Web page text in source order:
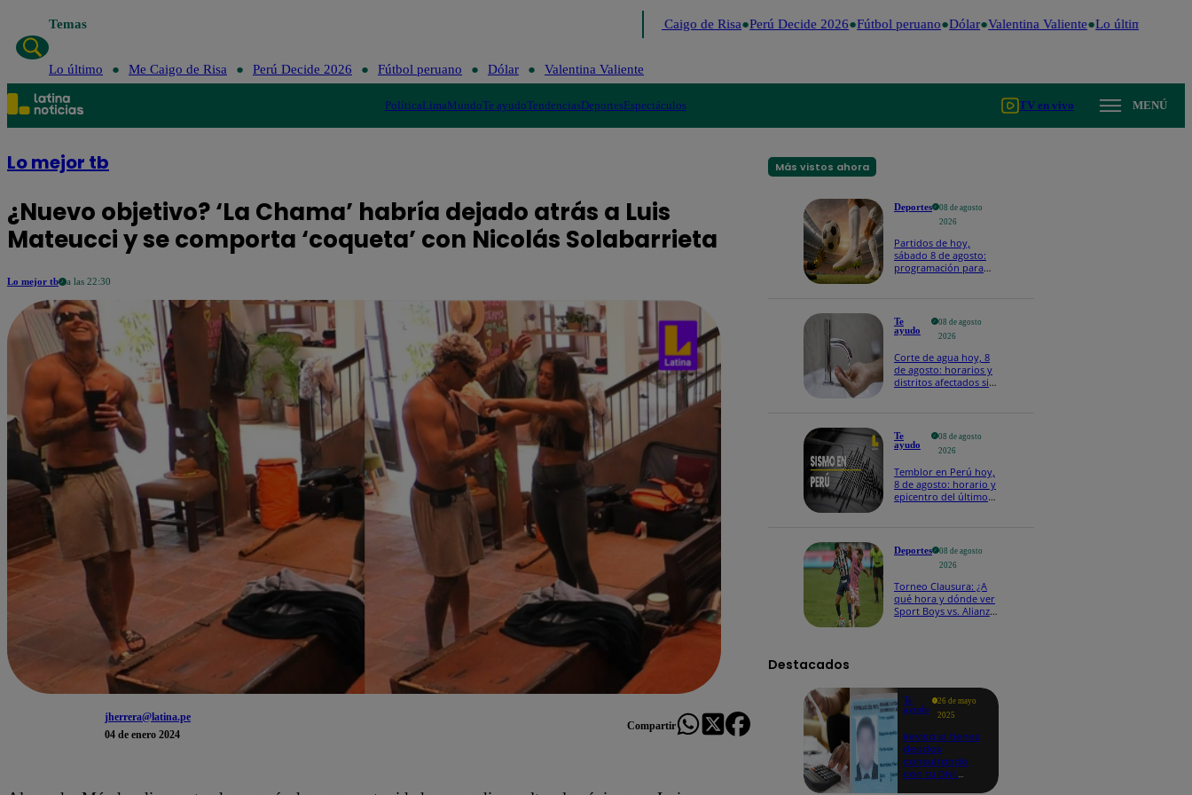
Temas Me Caigo de Risa Perú Decide 2026 Fútbol peruano Dólar Valentina Valiente Lo último
Lo último Me Caigo de Risa Perú Decide 2026 Fútbol peruano Dólar Valentina Valiente
PolíticaLimaMundoTe ayudoTendenciasDeportesEspectáculos TV en vivo MENÚ
Lo mejor tb
¿Nuevo objetivo? ‘La Chama’ habría dejado atrás a Luis
Mateucci y se comporta ‘coqueta’ con Nicolás Solabarrieta
Lo mejor tb a las 22:30
jherrera@latina.pe
04 de enero 2024
Compartir
Más vistos ahora
Deportes
08 de agosto
2026
Partidos de hoy,
sábado 8 de agosto:
programación para
Te
ayudo
08 de agosto
2026
Corte de agua hoy, 8
de agosto: horarios y
distritos afectados sin
Te
ayudo
08 de agosto
2026
Temblor en Perú hoy,
8 de agosto: horario y
epicentro del último
Deportes
08 de agosto
2026
Torneo Clausura: ¿A
qué hora y dónde ver
Sport Boys vs. Alianza
Destacados
Te
ayudo
26 de mayo
2025
Revisa si tienes
deudas
consultando
con tu DNI: